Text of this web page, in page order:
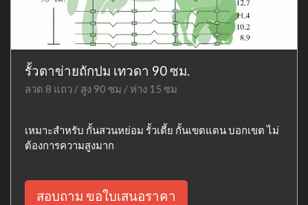
รั้วตาข่ายถักปม เทวดา 90 ซม.
ลวด 8 แถว / สูง 90 ซม / ห่าง 15 ซม
เหมาะสำหรับ กั้นสวนหย่อม รั้วเตี้ย กั้นเขตแดน บอกเขต ไม่
ต้องการความสูงมาก
สอบถาม ขอใบเสนอราคา